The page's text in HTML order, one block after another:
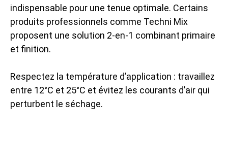
indispensable pour une tenue optimale. Certains
produits professionnels comme Techni Mix
proposent une solution 2-en-1 combinant primaire
et finition.
Respectez la température d’application : travaillez
entre 12°C et 25°C et évitez les courants d’air qui
perturbent le séchage.